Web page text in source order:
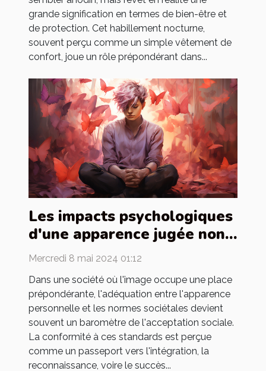
grande signification en termes de bien-être et
de protection. Cet habillement nocturne,
souvent perçu comme un simple vêtement de
confort, joue un rôle prépondérant dans...
Les impacts psychologiques
d'une apparence jugée non
conforme aux normes
Mercredi 8 mai 2024 01:12
Dans une société où l'image occupe une place
prépondérante, l'adéquation entre l'apparence
personnelle et les normes sociétales devient
souvent un baromètre de l'acceptation sociale.
La conformité à ces standards est perçue
comme un passeport vers l'intégration, la
reconnaissance, voire le succès...